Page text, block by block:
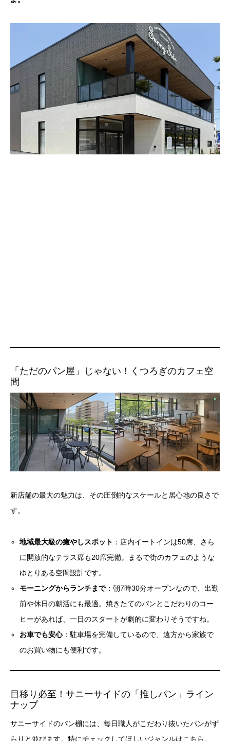
「ただのパン屋」じゃない！くつろぎのカフェ空
間
新店舗の最大の魅力は、その圧倒的なスケールと居心地の良さで
す。
地域最大級の癒やしスポット ：店内イートインは50席、さら
に開放的なテラス席も20席完備。まるで街のカフェのような
ゆとりある空間設計です。
モーニングからランチまで：朝7時30分オープンなので、出勤
前や休日の朝活にも最適。焼きたてのパンとこだわりのコー
ヒーがあれば、一日のスタートが劇的に変わりそうですね。
お車でも安心：駐車場を完備しているので、遠方から家族で
のお買い物にも便利です。
目移り必至！サニーサイドの「推しパン」ライン
ナップ
サニーサイドのパン棚には、毎日職人がこだわり抜いたパンがず
らりと並びます。特にチェックしてほしいジャンルはこちら。